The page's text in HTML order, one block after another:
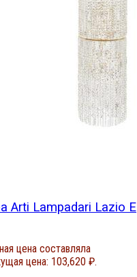
Arti Lampadari Lazio E
цена составляла
цена: 103,620 ₽.